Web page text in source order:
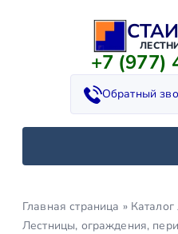
+7 (977)
Обратный
Главная страница »
Лестницы, ограждения,